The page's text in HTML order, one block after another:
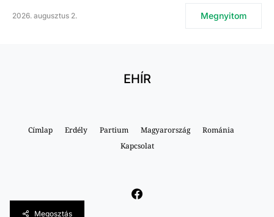
2026. augusztus 2. Megnyitom
EHÍR
Címlap Erdély Partium Magyarország
Románia
Kapcsolat
Megosztás